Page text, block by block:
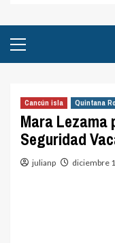
principal
Cancún isla Quintana
Mara Lezama
Seguridad
julianp diciembre